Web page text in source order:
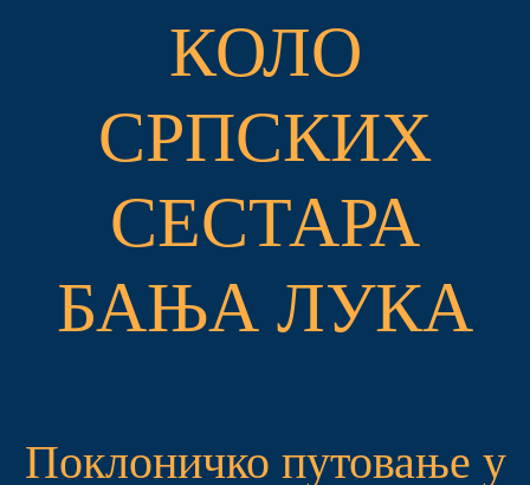
КОЛО
СРПСКИХ
СЕСТАРА
БАЊА ЛУКА
Поклоничко путовање у